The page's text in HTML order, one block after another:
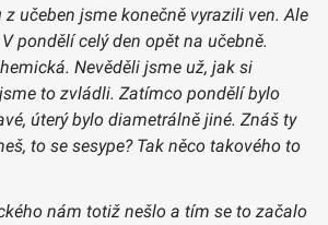
učeben jsme konečně vyrazili ven. Ale
pondělí celý den opět na učebně.
Nevěděli jsme už, jak si
to zvládli. Zatímco pondělí bylo
úterý bylo diametrálně jiné. Znáš ty
to se sesype? Tak něco takového to
nám totiž nešlo a tím se to začalo